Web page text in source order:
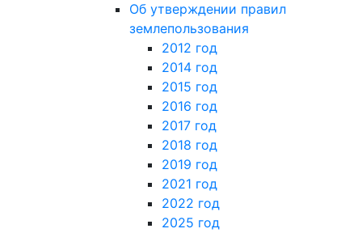
Об утверждении правил
землепользования
2012 год
2014 год
2015 год
2016 год
2017 год
2018 год
2019 год
2021 год
2022 год
2025 год